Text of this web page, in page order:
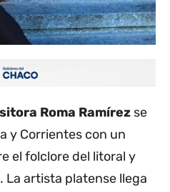
Roma Ramírez se
y Corrientes con un
el folclore del litoral y
La artista platense llega